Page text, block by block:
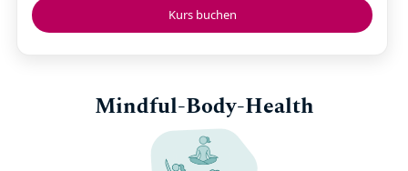
Kurs buchen
Mindful-Body-Health